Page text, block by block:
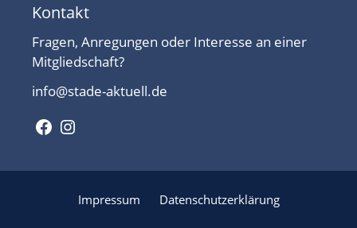
Kontakt
Fragen, Anregungen oder Interesse an einer
Mitgliedschaft?
info@stade-aktuell.de
Facebook
Instagram
Impressum Datenschutzerklärung